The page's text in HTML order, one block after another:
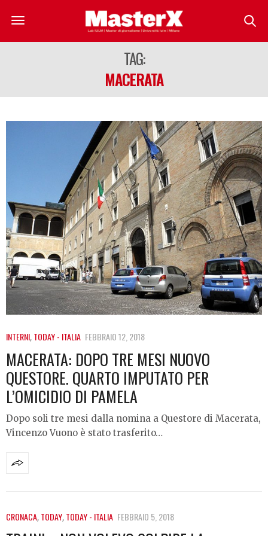
TAG:
MACERATA
INTERNI,TODAY - ITALIA FEBBRAIO 12, 2018
MACERATA: DOPO TRE MESI NUOVO
QUESTORE. QUARTO IMPUTATO PER
L’OMICIDIO DI PAMELA
Dopo soli tre mesi dalla nomina a Questore di Macerata,
Vincenzo Vuono è stato trasferito…
CRONACA,TODAY,TODAY - ITALIA FEBBRAIO 5, 2018